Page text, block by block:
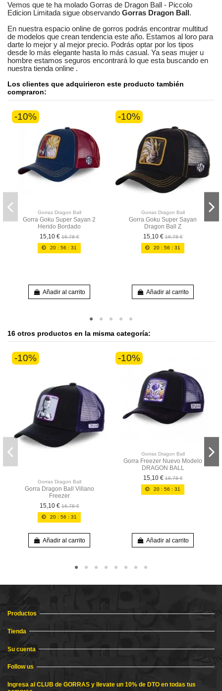
Vemos que te ha molado Gorras de Dragon Ball - Piccolo
Edicion Limitada sigue observando Gorras Dragon Ball.
En nuestra espacio online de gorros podrás encontrar multitud
de modelos que crean tendencia este año. Estamos al loro para
darte lo mejor y al mejor precio. Podrás optar por los tipos
desde lo más elegante hasta lo más casual. Ya seas mujer u
hombre estamos seguros encontrará lo que esta buscando en
nuestra tienda online .
Los clientes que adquirieron este producto también
compraron:
-10%
Gorras Dragon Ball
Gorra Goku Super Sayan 2
Herido Bordado
15,10 € 16,78 €
20 :56 :31
Añadir al carrito
-10%
Gorras Dragon Ball
Gorra Goku Super Sayan
Dragon Ball Z
15,10 € 16,78 €
20 :56 :30
Añadir al carrito
16 otros productos en la misma categoría:
-10%
Gorras Dragon Ball
Gorra Dragon Ball Villano
Freezer
15,10 € 16,78 €
20 :56 :30
Añadir al carrito
-10%
Gorras Dragon Ball
Gorra Freezer Nuevo Modelo
DRAGON BALL
15,10 € 16,78 €
20 :56 :30
Añadir al carrito
Productos
Tienda
Su cuenta
Follow us
Ingresa al CLUB de GORRAS y llevate un 10% de DTO en todas tus